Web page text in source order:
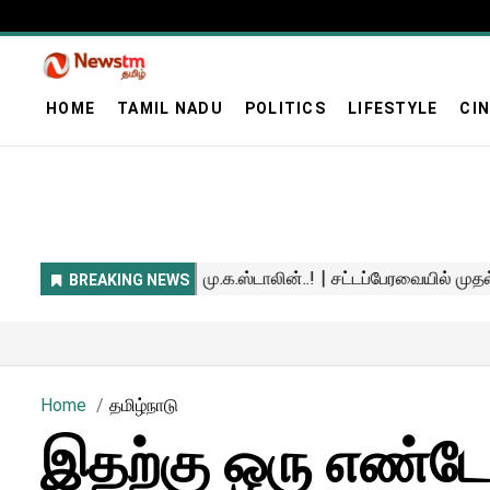
HOME TAMIL NADU POLITICS LIFESTYLE
Home தமிழ்நாடு
இதற்கு ஒரு